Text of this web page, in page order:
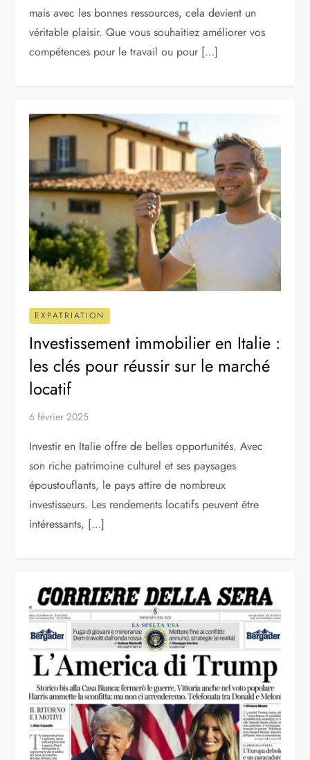
mais avec les bonnes ressources, cela devient un
véritable plaisir. Que vous souhaitiez améliorer vos
compétences pour le travail ou pour […]
EXPATRIATION
Investissement immobilier en Italie :
les clés pour réussir sur le marché
locatif
6 février 2025
Investir en Italie offre de belles opportunités. Avec
son riche patrimoine culturel et ses paysages
époustouflants, le pays attire de nombreux
investisseurs. Les rendements locatifs peuvent être
intéressants, […]